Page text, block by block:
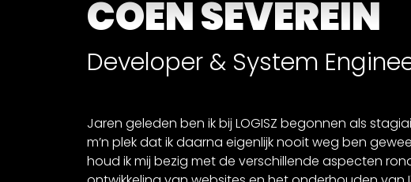
COEN SEVEREIN
Developer & System
Jaren geleden ben ik bij LOGISZ begonnen als
m’n plek dat ik daarna eigenlijk nooit weg ben
houd ik mij bezig met de verschillende aspecten